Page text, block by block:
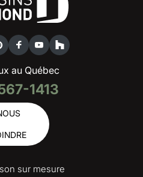
au Québec
1413
sur mesure